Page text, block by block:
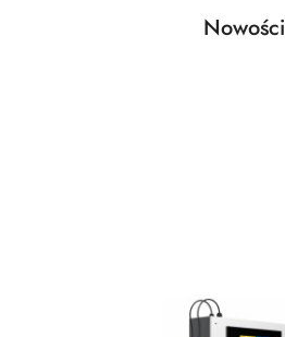
przed
Pomiń karuzelę produktów
Produkty
Nowości